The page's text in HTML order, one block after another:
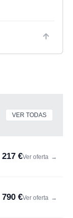
VER TODAS
217 €Ver oferta →
790 €Ver oferta →